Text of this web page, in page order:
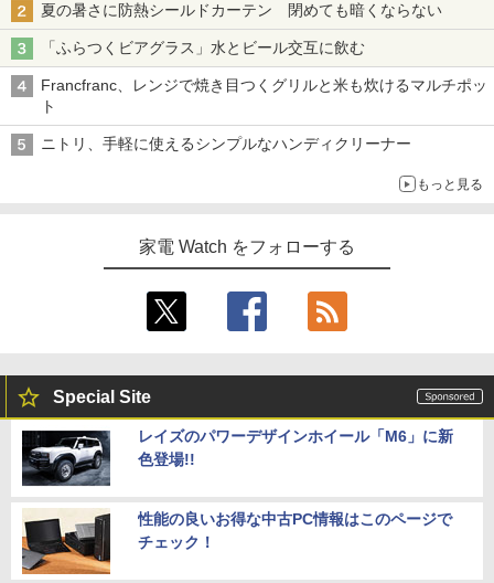
夏の暑さに防熱シールドカーテン 閉めても暗くならない
「ふらつくビアグラス」水とビール交互に飲む
Francfranc、レンジで焼き目つくグリルと米も炊けるマルチポッ
ト
ニトリ、手軽に使えるシンプルなハンディクリーナー
もっと見る
家電 Watch をフォローする
Special Site
レイズのパワーデザインホイール「M6」に新
色登場!!
性能の良いお得な中古PC情報はこのページで
チェック！